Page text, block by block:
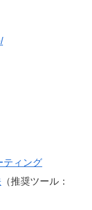
ティング
（推奨ツール：